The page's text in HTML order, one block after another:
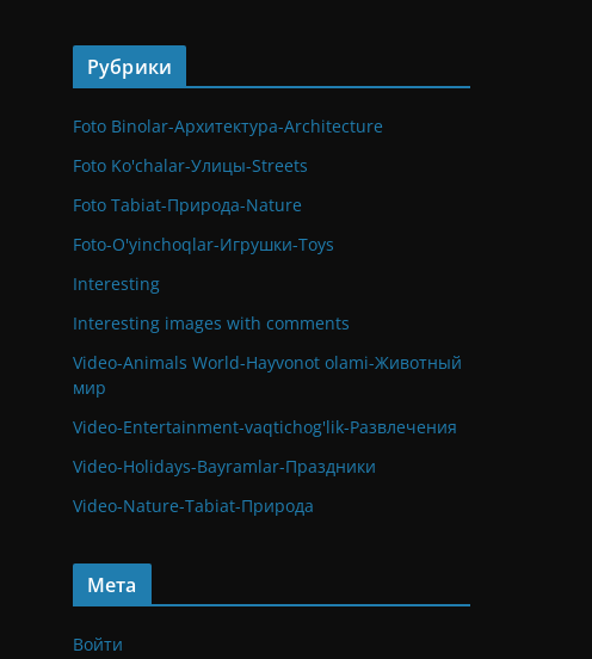
Рубрики
Foto Binolar-Архитектура-Architecture
Foto Ko'chalar-Улицы-Streets
Foto Tabiat-Природа-Nature
Foto-O'yinchoqlar-Игрушки-Toys
Interesting
Interesting images with comments
Video-Animals World-Hayvonot olami-Животный
мир
Video-Entertainment-vaqtichog'lik-Развлечения
Video-Holidays-Bayramlar-Праздники
Video-Nature-Tabiat-Природа
Мета
Войти